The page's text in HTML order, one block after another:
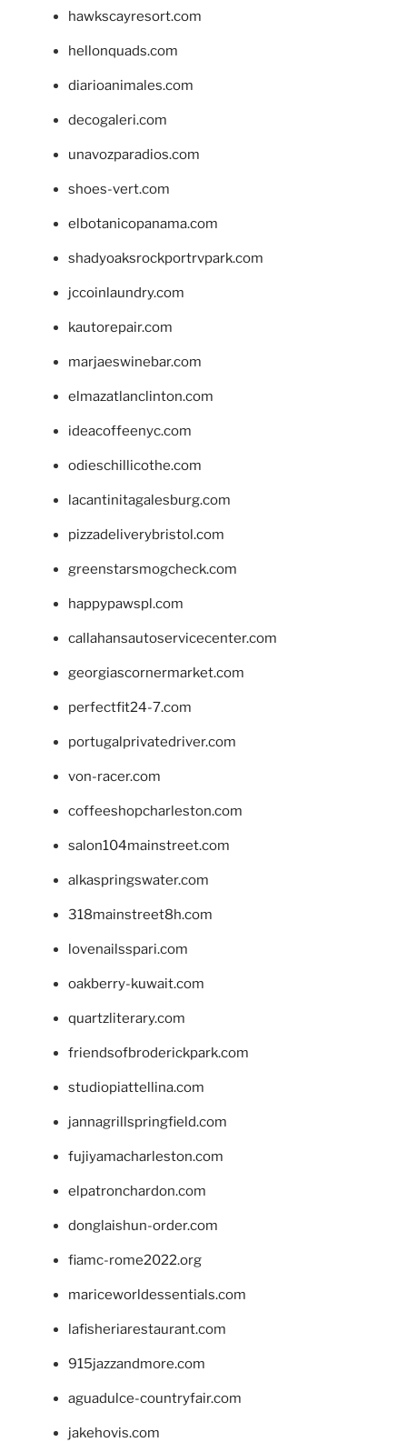
hawkscayresort.com
hellonquads.com
diarioanimales.com
decogaleri.com
unavozparadios.com
shoes-vert.com
elbotanicopanama.com
shadyoaksrockportrvpark.com
jccoinlaundry.com
kautorepair.com
marjaeswinebar.com
elmazatlanclinton.com
ideacoffeenyc.com
odieschillicothe.com
lacantinitagalesburg.com
pizzadeliverybristol.com
greenstarsmogcheck.com
happypawspl.com
callahansautoservicecenter.com
georgiascornermarket.com
perfectfit24-7.com
portugalprivatedriver.com
von-racer.com
coffeeshopcharleston.com
salon104mainstreet.com
alkaspringswater.com
318mainstreet8h.com
lovenailsspari.com
oakberry-kuwait.com
quartzliterary.com
friendsofbroderickpark.com
studiopiattellina.com
jannagrillspringfield.com
fujiyamacharleston.com
elpatronchardon.com
donglaishun-order.com
fiamc-rome2022.org
mariceworldessentials.com
lafisheriarestaurant.com
915jazzandmore.com
aguadulce-countryfair.com
jakehovis.com